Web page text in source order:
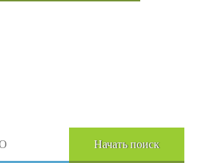
Начать поиск